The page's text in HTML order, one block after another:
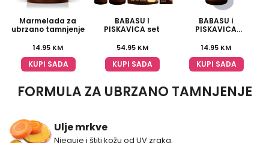
Marmelada za
ubrzano tamnjenje
14.95 KM
KUPI SADA
BABASU I
PISKAVICA set
54.95 KM
KUPI SADA
BABASU i
PISKAVICA
šampon
14.95 KM
KUPI SADA
FORMULA ZA UBRZANO TAMNJENJE
Ulje mrkve
Njeguje i štiti kožu od UV zraka.